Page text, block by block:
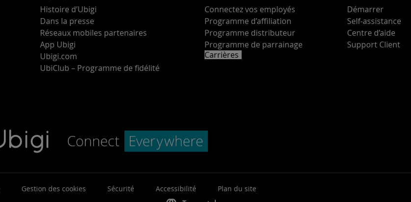
Histoire d’Ubigi
Dans la presse
Réseaux mobiles partenaires
App Ubigi
Ubigi.com
UbiClub – Programme de fidélité
Connectez vos employés
Programme d’affiliation
Programme distributeur
Programme de parrainage
Carrières
Démarrer
Self-assistance
Centre d’aide
Support Client
Gestion des cookies Sécurité Accessibilité
Plan du site